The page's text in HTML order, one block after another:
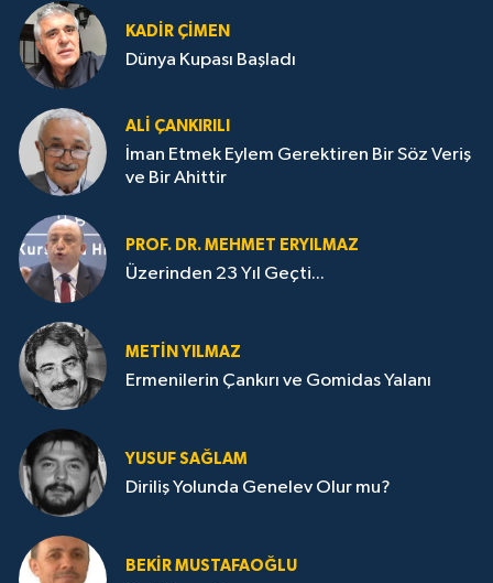
KADIR ÇIMEN
Dünya Kupası Başladı
ALI ÇANKIRILI
İman Etmek Eylem Gerektiren Bir Söz Veriş
ve Bir Ahittir
PROF. DR. MEHMET ERYILMAZ
Üzerinden 23 Yıl Geçti...
METIN YILMAZ
Ermenilerin Çankırı ve Gomidas Yalanı
YUSUF SAĞLAM
Diriliş Yolunda Genelev Olur mu?
BEKIR MUSTAFAOĞLU